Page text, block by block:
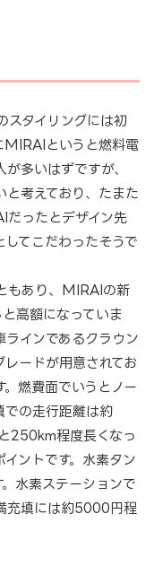
スタイリングには初
MIRAIというと燃料電
多いはずですが、
考えており、たまた
だったとデザイン先
てこだわったそうで
もあり、MIRAIの新
高額になっていま
ラインであるクラウン
ードが用意されてお
燃費面でいうとノー
での走行距離は約
250km程度長くなっ
ントです。水素タン
水素ステーションで
充填には約5000円程